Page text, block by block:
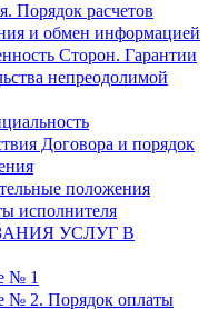
Порядок расчетов
и обмен информацией
Сторон. Гарантии
непреодолимой
Договора и порядок
положения
исполнителя
УСЛУГ В
№ 1
№ 2. Порядок оплаты